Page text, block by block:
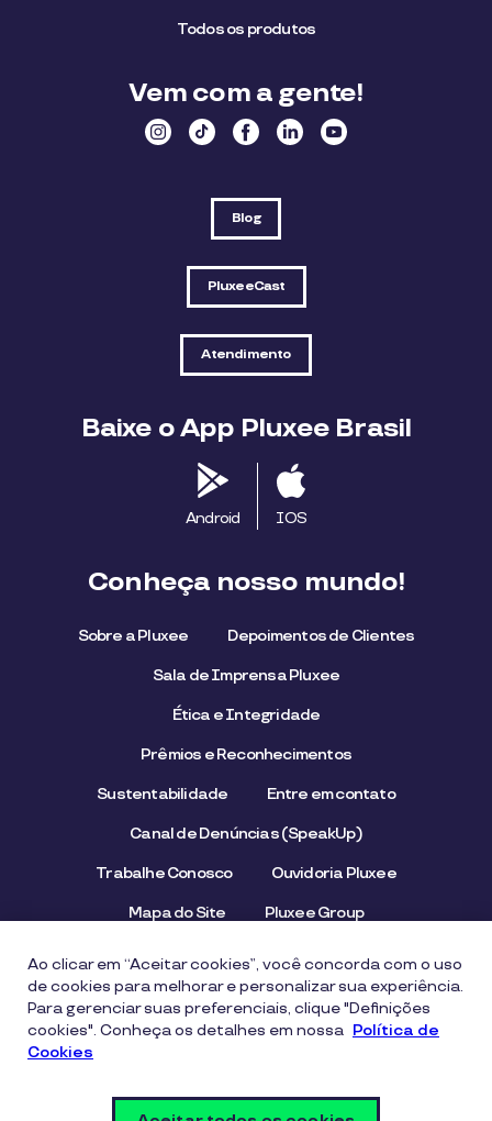
Todos os produtos
Vem com a gente!
Blog
PluxeeCast
Atendimento
Baixe o App Pluxee Brasil
Android IOS
Conheça nosso mundo!
Sobre a Pluxee Depoimentos de Clientes
Sala de Imprensa Pluxee
Ética e Integridade
Prêmios e Reconhecimentos
Sustentabilidade Entre em contato
Canal de Denúncias (SpeakUp)
Trabalhe Conosco Ouvidoria Pluxee
Mapa do Site Pluxee Group
Aviso de Privacidade Termos de uso
Segurança Digital e Prevenção a Fraudes
Ao clicar em “Aceitar cookies”, você concorda com o uso
de cookies para melhorar e personalizar sua experiência.
Para gerenciar suas preferenciais, clique "Definições
cookies". Conheça os detalhes em nossa Política de
Cookies